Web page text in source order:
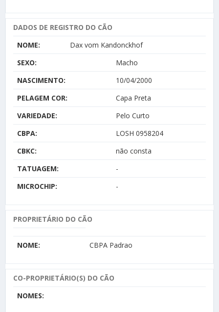
DADOS DE REGISTRO DO CÃO
NOME:
Dax vom Kandonckhof
SEXO:
Macho
NASCIMENTO:
10/04/2000
PELAGEM COR:
Capa Preta
VARIEDADE:
Pelo Curto
CBPA:
LOSH 0958204
CBKC:
não consta
TATUAGEM:
-
MICROCHIP:
-
PROPRIETÁRIO DO CÃO
NOME: CBPA Padrao
CO-PROPRIETÁRIO(S) DO CÃO
NOMES: